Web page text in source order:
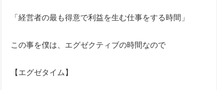
「経営者の最も得意で利益を生む仕事をする時間」
この事を僕は、エグゼクティブの時間なので
【エグゼタイム】